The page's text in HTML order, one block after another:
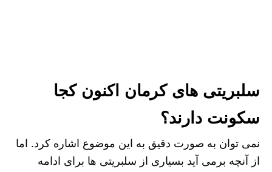
سلبریتی های کرمان اکنون کجا
سکونت دارند؟
نمی توان به صورت دقیق به این موضوع اشاره کرد. اما
از آنچه برمی آید بسیاری از سلبریتی ها برای ادامه